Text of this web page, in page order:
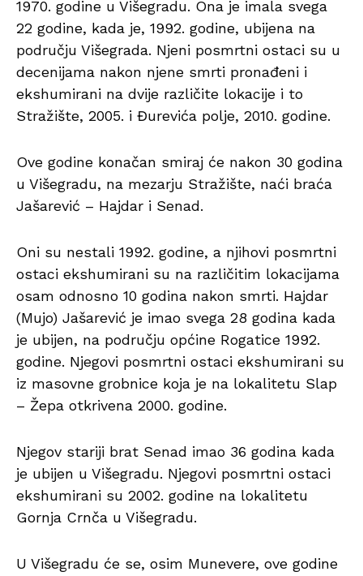
1970. godine u Višegradu. Ona je imala svega
22 godine, kada je, 1992. godine, ubijena na
području Višegrada. Njeni posmrtni ostaci su u
decenijama nakon njene smrti pronađeni i
ekshumirani na dvije različite lokacije i to
Stražište, 2005. i Đurevića polje, 2010. godine.
Ove godine konačan smiraj će nakon 30 godina
u Višegradu, na mezarju Stražište, naći braća
Jašarević – Hajdar i Senad.
Oni su nestali 1992. godine, a njihovi posmrtni
ostaci ekshumirani su na različitim lokacijama
osam odnosno 10 godina nakon smrti. Hajdar
(Mujo) Jašarević je imao svega 28 godina kada
je ubijen, na području općine Rogatice 1992.
godine. Njegovi posmrtni ostaci ekshumirani su
iz masovne grobnice koja je na lokalitetu Slap
– Žepa otkrivena 2000. godine.
Njegov stariji brat Senad imao 36 godina kada
je ubijen u Višegradu. Njegovi posmrtni ostaci
ekshumirani su 2002. godine na lokalitetu
Gornja Crnča u Višegradu.
U Višegradu će se, osim Munevere, ove godine